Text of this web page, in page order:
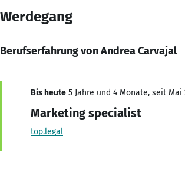
Werdegang
Berufserfahrung von Andrea Carvajal
Bis heute 5 Jahre und 4 Monate, seit Mai
Marketing specialist
top.legal